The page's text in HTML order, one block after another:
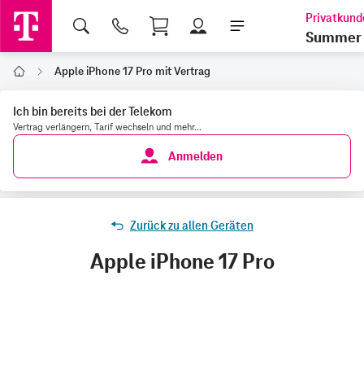
Shopping Cart
Summer
Home Apple iPhone 17 Pro mit Vertrag
Ich bin bereits bei der Telekom
Vertrag verlängern, Tarif wechseln und mehr...
Anmelden
Zurück zu allen Geräten
Apple iPhone 17 Pro